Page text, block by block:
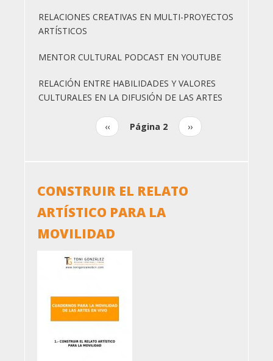
RELACIONES CREATIVAS EN MULTI-PROYECTOS
ARTÍSTICOS
MENTOR CULTURAL PODCAST EN YOUTUBE
RELACIÓN ENTRE HABILIDADES Y VALORES
CULTURALES EN LA DIFUSIÓN DE LAS ARTES
Paginación Página
anterior
‹‹ Página 2
Siguiente
página
››
CONSTRUIR EL RELATO
ARTÍSTICO PARA LA
MOVILIDAD